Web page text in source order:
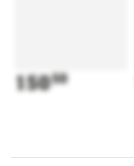
15050